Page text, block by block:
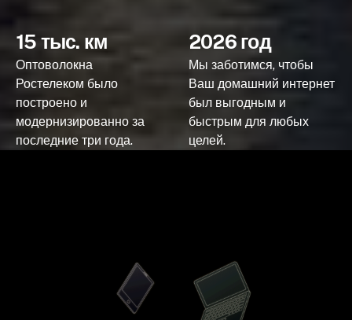
15 тыс. км
Оптоволокна
Ростелеком было
построено и
модернизированно за
последние три года.
2026 год
Мы заботимся, чтобы
Ваш домашний интернет
был выгодным и
быстрым для любых
целей.